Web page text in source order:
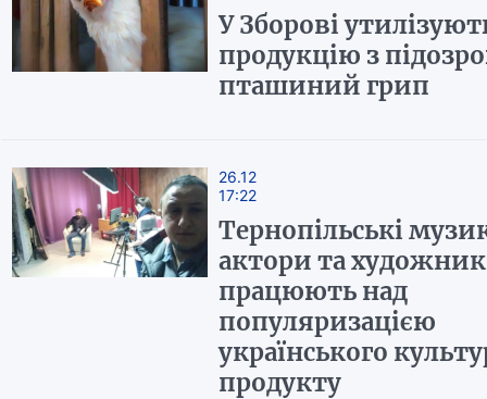
У Зборові
продукцію з
пташиний грип
26.12
17:22
Тернопільські
актори та
працюють над
популяризацією
українського
продукту